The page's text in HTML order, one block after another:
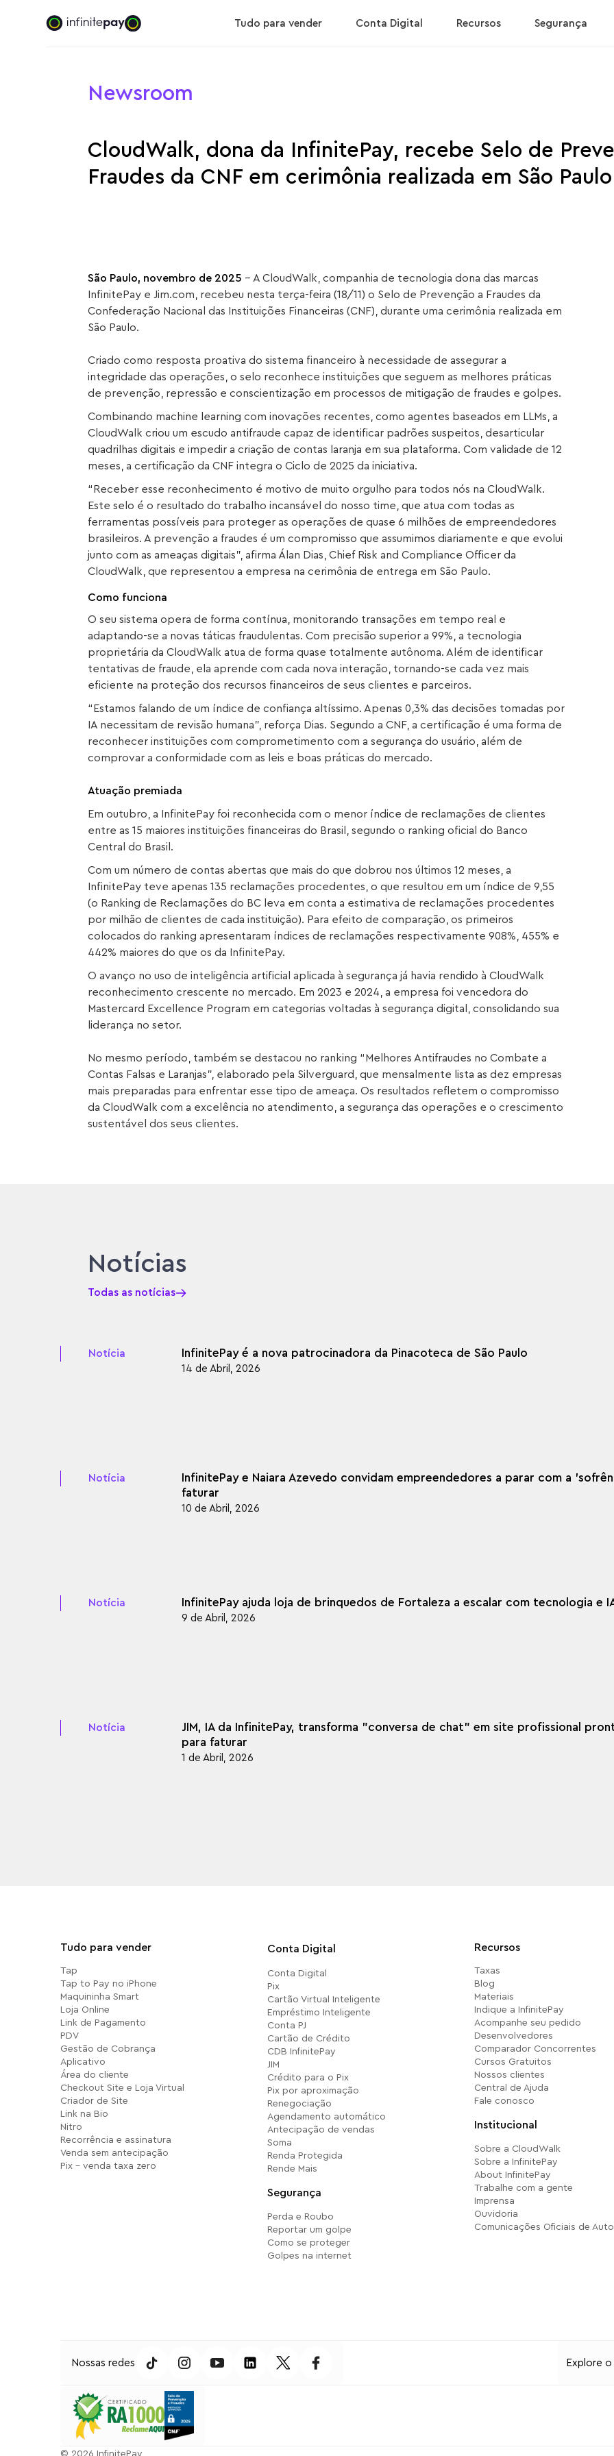
Tudo para vender Conta Digital Recursos Segurança
Newsroom
CloudWalk, dona da InfinitePay, recebe Selo de
Fraudes da CNF em cerimônia realizada em São Paulo
São Paulo, novembro de 2025 – A CloudWalk, companhia de tecnologia dona das marcas
InfinitePay e Jim.com, recebeu nesta terça-feira (18/11) o Selo de Prevenção a Fraudes da
Confederação Nacional das Instituições Financeiras (CNF), durante uma cerimônia realizada em
São Paulo.
Criado como resposta proativa do sistema financeiro à necessidade de assegurar a
integridade das operações, o selo reconhece instituições que seguem as melhores práticas
de prevenção, repressão e conscientização em processos de mitigação de fraudes e golpes.
Combinando machine learning com inovações recentes, como agentes baseados em LLMs, a
CloudWalk criou um escudo antifraude capaz de identificar padrões suspeitos, desarticular
quadrilhas digitais e impedir a criação de contas laranja em sua plataforma. Com validade de 12
meses, a certificação da CNF integra o Ciclo de 2025 da iniciativa.
“Receber esse reconhecimento é motivo de muito orgulho para todos nós na CloudWalk.
Este selo é o resultado do trabalho incansável do nosso time, que atua com todas as
ferramentas possíveis para proteger as operações de quase 6 milhões de empreendedores
brasileiros. A prevenção a fraudes é um compromisso que assumimos diariamente e que evolui
junto com as ameaças digitais”, afirma Álan Dias, Chief Risk and Compliance Officer da
CloudWalk, que representou a empresa na cerimônia de entrega em São Paulo.
Como funciona
O seu sistema opera de forma contínua, monitorando transações em tempo real e
adaptando-se a novas táticas fraudulentas. Com precisão superior a 99%, a tecnologia
proprietária da CloudWalk atua de forma quase totalmente autônoma. Além de identificar
tentativas de fraude, ela aprende com cada nova interação, tornando-se cada vez mais
eficiente na proteção dos recursos financeiros de seus clientes e parceiros.
“Estamos falando de um índice de confiança altíssimo. Apenas 0,3% das decisões tomadas por
IA necessitam de revisão humana”, reforça Dias. Segundo a CNF, a certificação é uma forma de
reconhecer instituições com comprometimento com a segurança do usuário, além de
comprovar a conformidade com as leis e boas práticas do mercado.
Atuação premiada
Em outubro, a InfinitePay foi reconhecida com o menor índice de reclamações de clientes
entre as 15 maiores instituições financeiras do Brasil, segundo o ranking oficial do Banco
Central do Brasil.
Com um número de contas abertas que mais do que dobrou nos últimos 12 meses, a
InfinitePay teve apenas 135 reclamações procedentes, o que resultou em um índice de 9,55
(o Ranking de Reclamações do BC leva em conta a estimativa de reclamações procedentes
por milhão de clientes de cada instituição). Para efeito de comparação, os primeiros
colocados do ranking apresentaram índices de reclamações respectivamente 908%, 455% e
442% maiores do que os da InfinitePay.
O avanço no uso de inteligência artificial aplicada à segurança já havia rendido à CloudWalk
reconhecimento crescente no mercado. Em 2023 e 2024, a empresa foi vencedora do
Mastercard Excellence Program em categorias voltadas à segurança digital, consolidando sua
liderança no setor.
No mesmo período, também se destacou no ranking “Melhores Antifraudes no Combate a
Contas Falsas e Laranjas”, elaborado pela Silverguard, que mensalmente lista as dez empresas
mais preparadas para enfrentar esse tipo de ameaça. Os resultados refletem o compromisso
da CloudWalk com a excelência no atendimento, a segurança das operações e o crescimento
sustentável dos seus clientes.
Notícias
Todas as notícias
Notícia InfinitePay é a nova patrocinadora da Pinacoteca de São Paulo
14 de Abril, 2026
Notícia
InfinitePay e Naiara Azevedo convidam empreendedores a parar com a
faturar
10 de Abril, 2026
Notícia InfinitePay ajuda loja de brinquedos de Fortaleza a escalar com tecnologia e
9 de Abril, 2026
Notícia
JIM, IA da InfinitePay, transforma "conversa de chat" em site profissional
para faturar
1 de Abril, 2026
Tudo para vender
Tap
Tap to Pay no iPhone
Maquininha Smart
Loja Online
Link de Pagamento
PDV
Gestão de Cobrança
Aplicativo
Área do cliente
Checkout Site e Loja Virtual
Criador de Site
Link na Bio
Nitro
Recorrência e assinatura
Venda sem antecipação
Pix - venda taxa zero
Conta Digital
Conta Digital
Pix
Cartão Virtual Inteligente
Empréstimo Inteligente
Conta PJ
Cartão de Crédito
CDB InfinitePay
JIM
Crédito para o Pix
Pix por aproximação
Renegociação
Agendamento automático
Antecipação de vendas
Soma
Renda Protegida
Rende Mais
Segurança
Perda e Roubo
Reportar um golpe
Como se proteger
Golpes na internet
Recursos
Taxas
Blog
Materiais
Indique a InfinitePay
Acompanhe seu pedido
Desenvolvedores
Comparador Concorrentes
Cursos Gratuitos
Nossos clientes
Central de Ajuda
Fale conosco
Institucional
Sobre a CloudWalk
Sobre a InfinitePay
About InfinitePay
Trabalhe com a gente
Imprensa
Ouvidoria
Comunicações Oficiais de
Nossas redes Explore o
⁠© 2026 InfinitePay